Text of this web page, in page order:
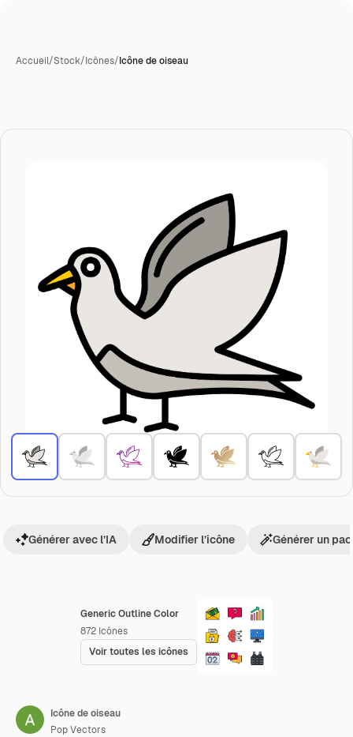
Accueil/Stock/Icônes/Icône de oiseau
Generic Outline Color
872 Icônes
Voir toutes les icônes
Générer avec l’IA Modifier l’icône Générer un
Icône de oiseau
Pop Vectors